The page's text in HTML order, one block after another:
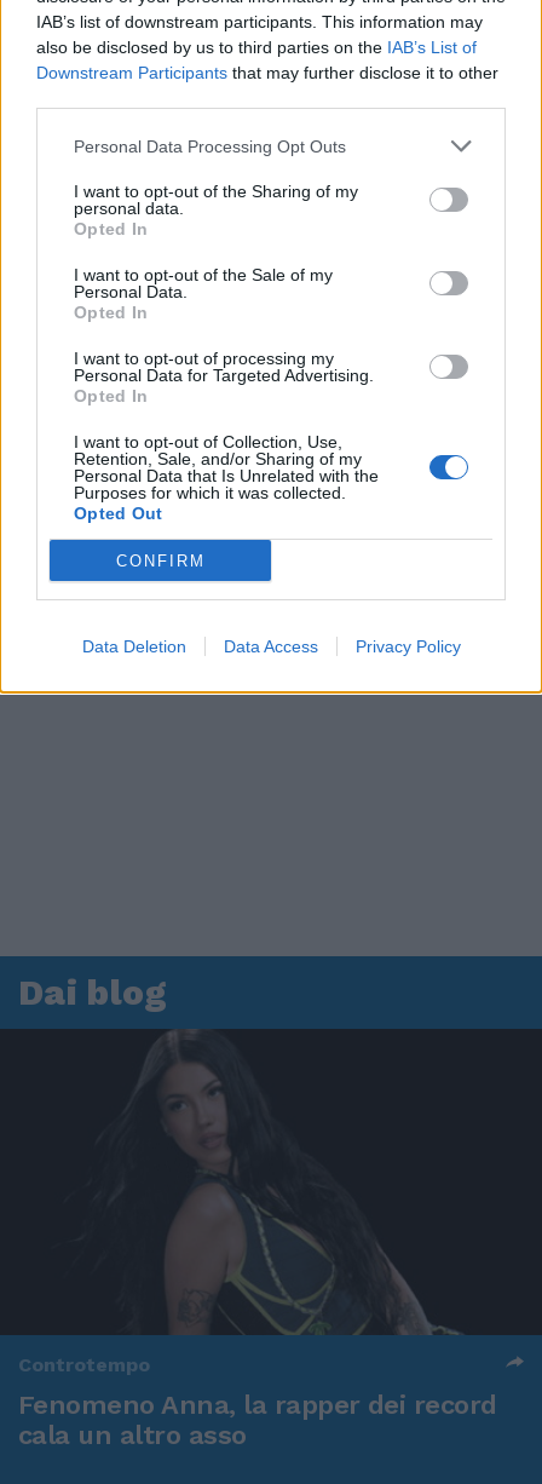
IAB’s list of downstream participants. This information may
also be disclosed by us to third parties on the IAB’s List of
Downstream Participants that may further disclose it to other
Personal Data Processing Opt Outs
I want to opt-out of the Sharing of my
personal data.
Opted In
I want to opt-out of the Sale of my
Personal Data.
Opted In
I want to opt-out of processing my
Personal Data for Targeted Advertising.
Opted In
I want to opt-out of Collection, Use,
Retention, Sale, and/or Sharing of my
Personal Data that Is Unrelated with the
Purposes for which it was collected.
Opted Out
CONFIRM
Data Deletion Data Access Privacy Policy
00:00 01:16
Leonardo Maria Del Vecchio dall'ex compagna
in ospedale. Le dichiarazioni ai giornalisti
Dai blog
Controtempo
Fenomeno Anna, la rapper dei record
cala un altro asso